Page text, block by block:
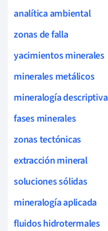
analítica ambiental
zonas de falla
yacimientos minerales
minerales metálicos
mineralogía descriptiva
fases minerales
zonas tectónicas
extracción mineral
soluciones sólidas
mineralogía aplicada
fluidos hidrotermales